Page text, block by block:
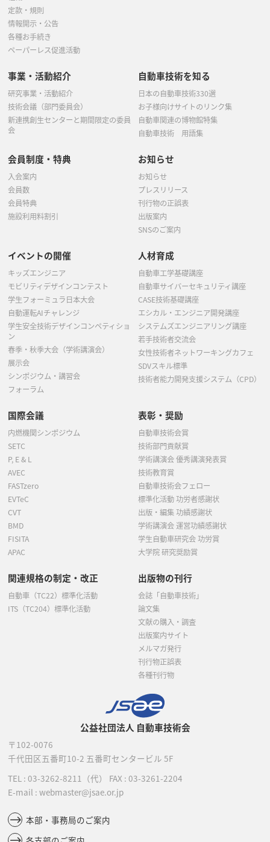
公益社団法人 自動車技術会
〒102-0076
千代田区五番町10-2 五番町センタービル 5F
TEL : 03-3262-8211 （代） FAX : 03-3261-2204
E-mail : webmaster@jsae.or.jp
本部・事務局のご案内
定款・規則
情報開示・公告
各種お手続き
ペーパーレス促進活動
事業・活動紹介
研究事業・活動紹介
技術会議（部門委員会）
新連携創生センターと期間限定の委員
会
自動車技術を知る
日本の自動車技術330選
お子様向けサイトのリンク集
自動車関連の博物館特集
自動車技術 用語集
会員制度・特典
入会案内
会員数
会員特典
施設利用料割引
お知らせ
お知らせ
プレスリリース
刊行物の正誤表
出版案内
SNSのご案内
イベントの開催
キッズエンジニア
モビリティデザインコンテスト
学生フォーミュラ日本大会
自動運転AIチャレンジ
学生安全技術デザインコンペティショ
ン
春季・秋季大会（学術講演会）
展示会
シンポジウム・講習会
フォーラム
人材育成
自動車工学基礎講座
自動車サイバーセキュリティ講座
CASE技術基礎講座
エシカル・エンジニア開発講座
システムズエンジニアリング講座
若手技術者交流会
女性技術者ネットワーキングカフェ
SDVスキル標準
技術者能力開発支援システム（CPD）
国際会議
内燃機関シンポジウム
SETC
P, E & L
AVEC
FASTzero
EVTeC
CVT
BMD
FISITA
APAC
表彰・奨励
自動車技術会賞
技術部門貢献賞
学術講演会 優秀講演発表賞
技術教育賞
自動車技術会フェロー
標準化活動 功労者感謝状
出版・編集 功績感謝状
学術講演会 運営功績感謝状
学生自動車研究会 功労賞
大学院 研究奨励賞
関連規格の制定・改正
自動車（TC22）標準化活動
ITS（TC204）標準化活動
出版物の刊行
会誌「自動車技術」
論文集
文献の購入・調査
出版案内サイト
メルマガ発行
刊行物正誤表
各種刊行物